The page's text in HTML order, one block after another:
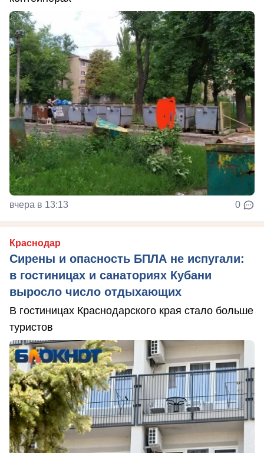
вчера в 13:13 0
Краснодар
Сирены и опасность БПЛА не испугали:
в гостиницах и санаториях Кубани
выросло число отдыхающих
В гостиницах Краснодарского края стало больше
туристов